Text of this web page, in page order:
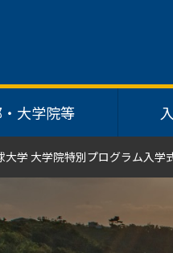
大学院等
大学 大学院特別プログラム入学